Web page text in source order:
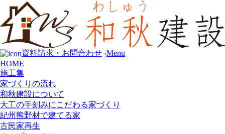
資料請求・お問合わせ ‹Menu
HOME
施工集
家づくりの流れ
和秋建設について
大工の手刻みにこだわる家づくり
紀州熊野材で建てる家
古民家再生